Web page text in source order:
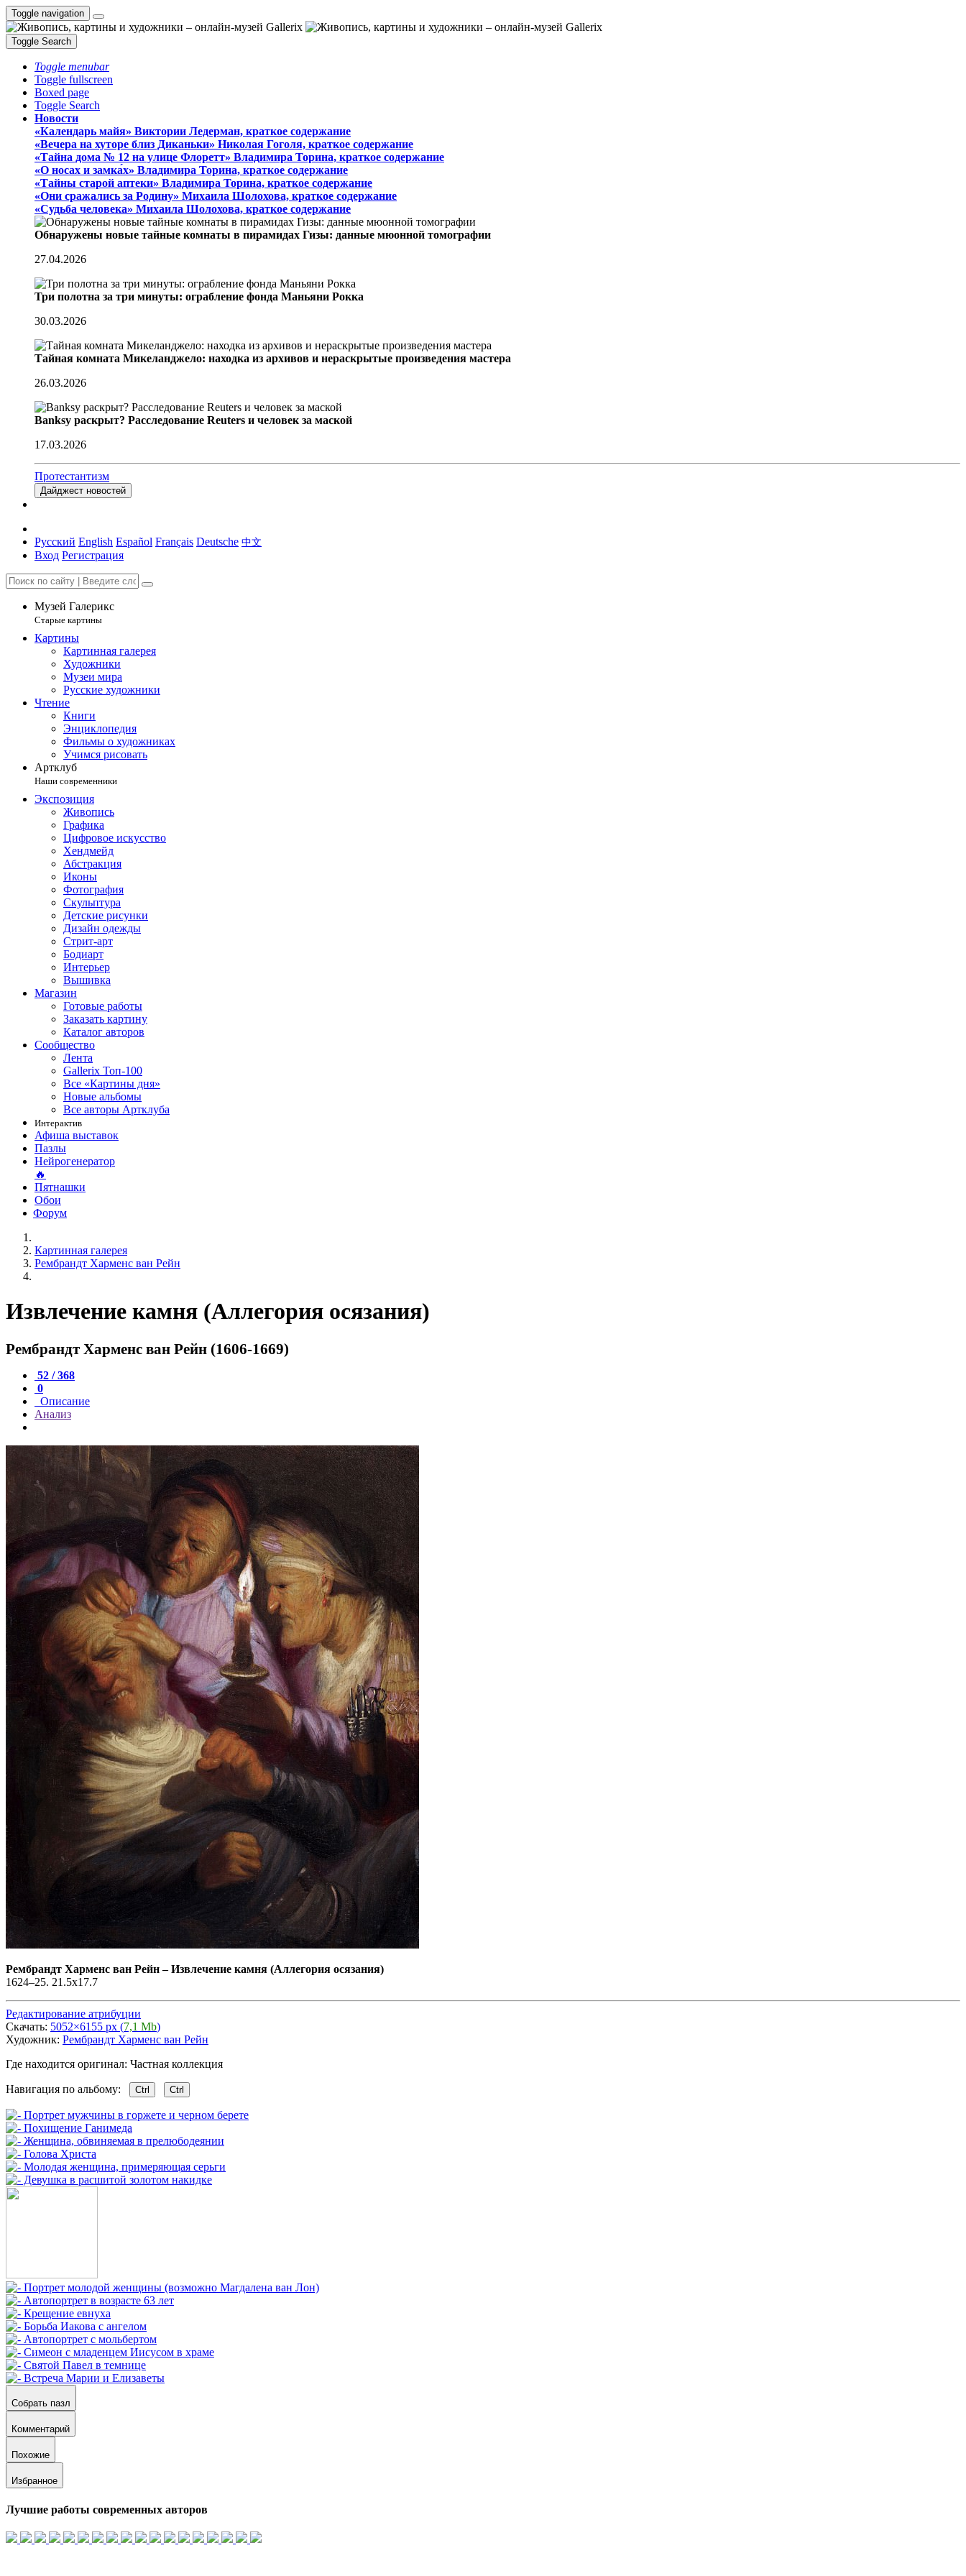
Toggle navigation
Toggle Search
Toggle menubar
Toggle fullscreen
Boxed page
Toggle Search
Новости
«Календарь майя» Виктории Ледерман, краткое содержание
«Вечера на хуторе близ Диканьки» Николая Гоголя, краткое содержание
«Тайна дома № 12 на улице Флоретт» Владимира Торина, краткое содержание
«О носах и замка́х» Владимира Торина, краткое содержание
«Тайны старой аптеки» Владимира Торина, краткое содержание
«Они сражались за Родину» Михаила Шолохова, краткое содержание
«Судьба человека» Михаила Шолохова, краткое содержание
Обнаружены новые тайные комнаты в пирамидах Гизы: данные мюонной томографии
27.04.2026
Три полотна за три минуты: ограбление фонда Маньяни Рокка
30.03.2026
Тайная комната Микеланджело: находка из архивов и нераскрытые произведения мастера
26.03.2026
Banksy раскрыт? Расследование Reuters и человек за маской
17.03.2026
Протестантизм
Дайджест новостей
Русский English Español Français Deutsche 中文
Вход Регистрация
Музей Галерикс
Старые картины
Картины
Картинная галерея
Художники
Музеи мира
Русские художники
Чтение
Книги
Энциклопедия
Фильмы о художниках
Учимся рисовать
Артклуб
Наши современники
Экспозиция
Живопись
Графика
Цифровое искусство
Хендмейд
Абстракция
Иконы
Фотография
Скульптура
Детские рисунки
Дизайн одежды
Стрит-арт
Бодиарт
Интерьер
Вышивка
Магазин
Готовые работы
Заказать картину
Каталог авторов
Сообщество
Лента
Gallerix Топ-100
Все «Картины дня»
Новые альбомы
Все авторы Артклуба
Интерактив
Афиша выставок
Пазлы
Нейрогенератор
🔥
Пятнашки
Обои
Форум
Картинная галерея
Рембрандт Харменс ван Рейн
Извлечение камня (Аллегория осязания)
Рембрандт Харменс ван Рейн (1606-1669)
52 / 368
0
Описание
Анализ
Рембрандт Харменс ван Рейн–Извлечение камня (Аллегория осязания)
1624–25. 21.5x17.7
Редактирование атрибуции
Скачать: 5052×6155 px (7,1 Mb)
Художник: Рембрандт Харменс ван Рейн
Где находится оригинал: Частная коллекция
Навигация по альбому: Ctrl Ctrl
Собрать пазл
Комментарий
Похожие
Избранное
Лучшие работы современных авторов